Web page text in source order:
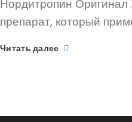
Нордитропин
препарат, который
Читать далее